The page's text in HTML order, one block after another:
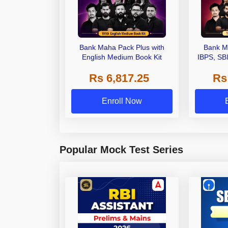
Bank Maha Pack Plus with
English Medium Book Kit
Rs 6,817.25
Enroll Now
Bank
IBPS,
Other
Popular Mock Test Series